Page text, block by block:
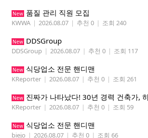
New 품질 관리 직원 모집
KWWA | 2026.08.07 | 추천 0 | 조회 240
New DDSGroup
DDSGroup | 2026.08.07 | 추천 0 | 조회 117
New 식당업소 전문 핸디맨
KReporter | 2026.08.07 | 추천 0 | 조회 261
New 진짜가 나타났다! 30년 경력 건축가, 하나님의 일꾼
KReporter | 2026.08.07 | 추천 0 | 조회 59
New 식당업소 전문 핸디맨
biejo | 2026.08.07 | 추천 0 | 조회 66